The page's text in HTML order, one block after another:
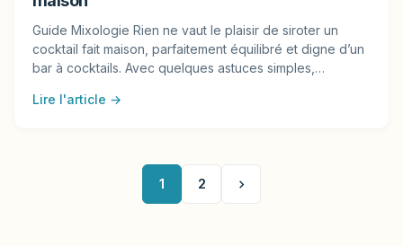
Guide Mixologie Rien ne vaut le plaisir de siroter un
cocktail fait maison, parfaitement équilibré et digne d’un
bar à cocktails. Avec quelques astuces simples,…
Lire l'article →
1 2